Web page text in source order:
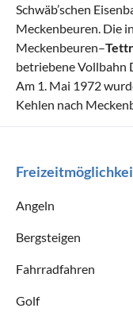
Schwäb’schen
Meckenbeuren. Die
Meckenbeuren–
betriebene Vollbahn
Am 1. Mai 1972
Kehlen nach
Angeln
Bergsteigen
Fahrradfahren
Golf